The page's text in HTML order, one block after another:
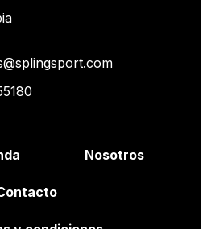
Nosotros